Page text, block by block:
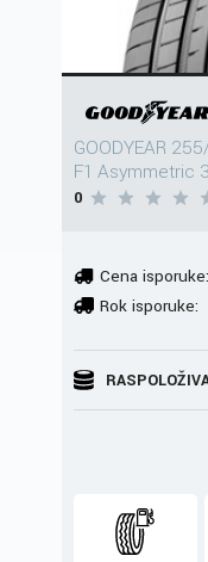
GOODYEAR
F1 Asymmetric
0
Cena isporuke:
Rok isporuke: